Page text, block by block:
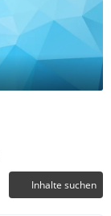
Inhalte suchen